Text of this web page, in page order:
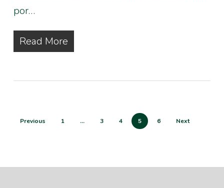
por…
Read More
Previous 1 … 3 4 5 6 Next